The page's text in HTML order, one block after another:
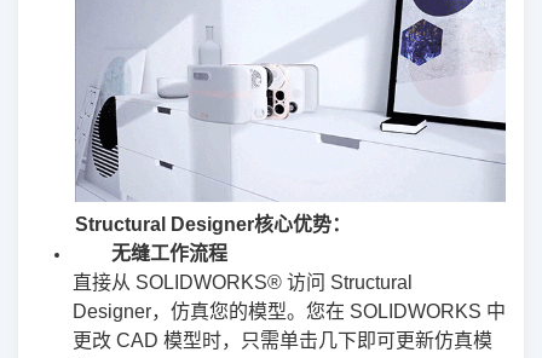
Structural Designer核心优势：
无缝工作流程
直接从 SOLIDWORKS® 访问 Structural
Designer，仿真您的模型。您在 SOLIDWORKS 中
更改 CAD 模型时，只需单击几下即可更新仿真模